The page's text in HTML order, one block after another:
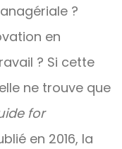
?
en
? Si cette
ne trouve que
for
en 2016, la